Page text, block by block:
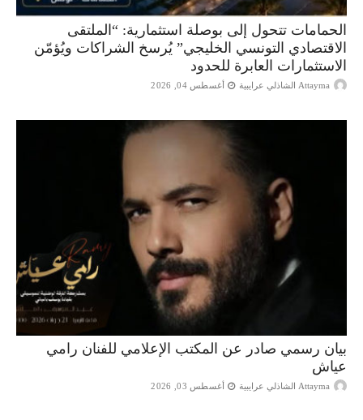
الحمامات تتحول إلى بوصلة استثمارية: “الملتقى
الاقتصادي التونسي الخليجي” يُرسخ الشراكات ويُؤمّن
الاستثمارات العابرة للحدود
Attayma الشاذلي عرايبية أغسطس 04, 2026
بيان رسمي صادر عن المكتب الإعلامي للفنان رامي
عياش
Attayma الشاذلي عرايبية أغسطس 03, 2026